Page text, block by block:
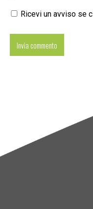
Ricevi un avviso se